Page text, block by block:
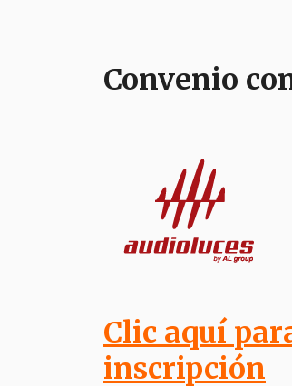
Convenio
Clic aquí
inscripción